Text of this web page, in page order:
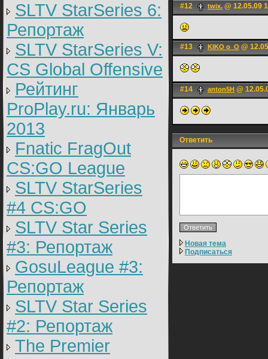
SLTV StarSeries 6:
Репортаж
SLTV StarSeries V:
CS Global Offensive
Рейтинг
ProPlay.ru: Январь
2013
Fnatic FragOut
CS:GO League
SLTV StarSeries
#4 CS:GO
SLTV Star Series
#3: Репортаж
GosuLeague #3:
Репортаж
SLTV Star Series
#2: Репортаж
The Premier
#12 twix. @ 12.05.09
#13 KIKO o_O @
#14 anton5H @
Ответить
Новая тема
Подписаться